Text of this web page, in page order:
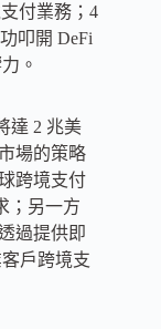
付業務；4
叩開 DeFi
。
達 2 兆美
場的策略
跨境支付
；另一方
過提供即
戶跨境支